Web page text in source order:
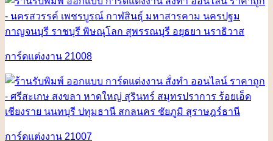
การ์ดแต่งงาน 21008
การ์ดแต่งงาน 21007